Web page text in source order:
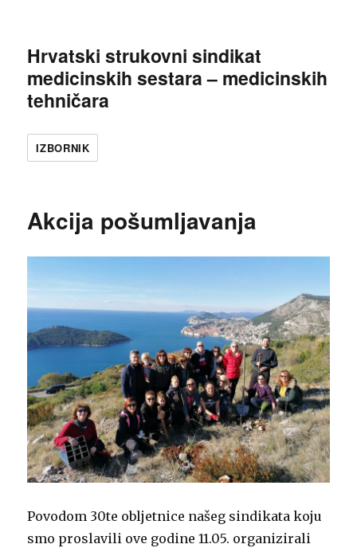
Hrvatski strukovni sindikat
medicinskih sestara – medicinskih
tehničara
IZBORNIK
Akcija pošumljavanja
Povodom 30te obljetnice našeg sindikata koju
smo proslavili ove godine 11.05. organizirali